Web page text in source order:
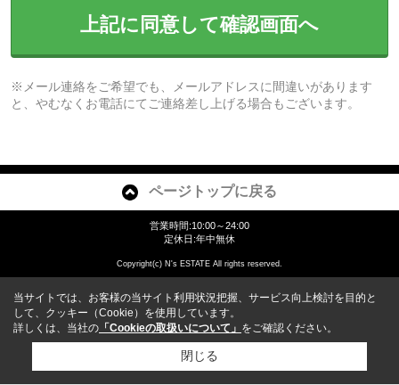
上記に同意して確認画面へ
※メール連絡をご希望でも、メールアドレスに間違いがあります
と、やむなくお電話にてご連絡差し上げる場合もございます。
ページトップに戻る
営業時間:10:00～24:00
定休日:年中無休
Copyright(c) N's ESTATE All rights reserved.
当サイトでは、お客様の当サイト利用状況把握、サービス向上検討を目的と
して、クッキー（Cookie）を使用しています。
詳しくは、当社の 「Cookieの取扱いについて」 をご確認ください。
閉じる